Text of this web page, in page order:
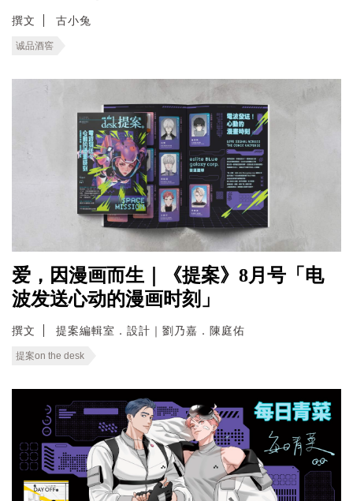
撰文 古小兔
诚品酒窖
爱，因漫画而生｜《提案》8月号「电
波发送心动的漫画时刻」
撰文 提案編輯室．設計｜劉乃嘉．陳庭佑
提案on the desk